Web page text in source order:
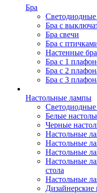
Бра
Светодиодные
Бра с
Бра свечи
Бра с
Настенные бра
Бра с 1
Бра с 2
Бра с 3
Настольные лампы
Белые
Черные
Настольные
Настольные
Настольные
Настольные
стола
Настольные